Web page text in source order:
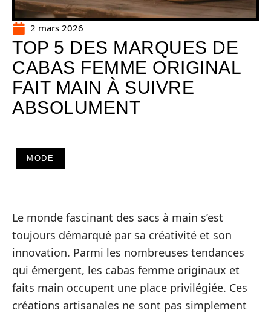
2 mars 2026
TOP 5 DES MARQUES DE
CABAS FEMME ORIGINAL
FAIT MAIN À SUIVRE
ABSOLUMENT
MODE
Le monde fascinant des sacs à main s’est
toujours démarqué par sa créativité et son
innovation. Parmi les nombreuses tendances
qui émergent, les cabas femme originaux et
faits main occupent une place privilégiée. Ces
créations artisanales ne sont pas simplement